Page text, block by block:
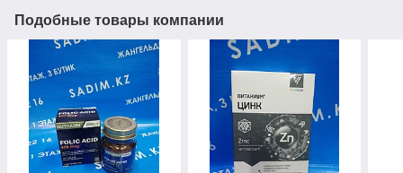
Подобные товары компании